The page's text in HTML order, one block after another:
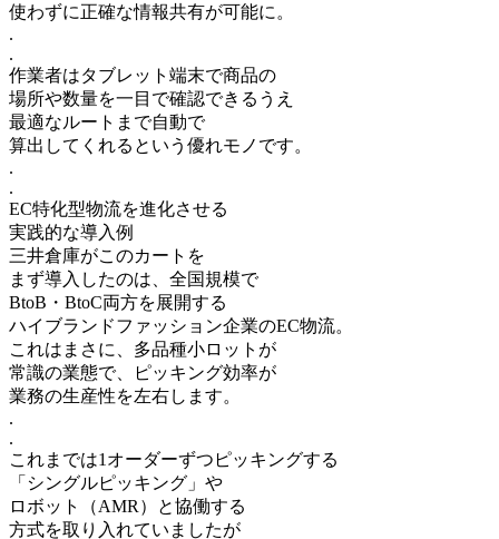
使わずに正確な情報共有が可能に。
.
.
作業者はタブレット端末で商品の
場所や数量を一目で確認できるうえ
最適なルートまで自動で
算出してくれるという優れモノです。
.
.
EC特化型物流を進化させる
実践的な導入例
三井倉庫がこのカートを
まず導入したのは、全国規模で
BtoB・BtoC両方を展開する
ハイブランドファッション企業のEC物流。
これはまさに、多品種小ロットが
常識の業態で、ピッキング効率が
業務の生産性を左右します。
.
.
これまでは1オーダーずつピッキングする
「シングルピッキング」や
ロボット（AMR）と協働する
方式を取り入れていましたが